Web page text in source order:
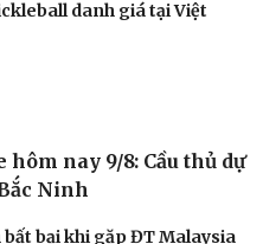
điện tại Trung Quốc
phẩm
khủng hoảng vì cuộc